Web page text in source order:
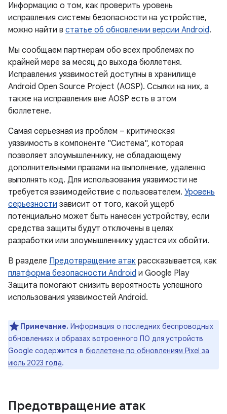
Информацию о том, как проверить уровень
исправления системы безопасности на устройстве,
можно найти в статье об обновлении версии Android.
Мы сообщаем партнерам обо всех проблемах по
крайней мере за месяц до выхода бюллетеня.
Исправления уязвимостей доступны в хранилище
Android Open Source Project (AOSP). Ссылки на них, а
также на исправления вне AOSP есть в этом
бюллетене.
Самая серьезная из проблем – критическая
уязвимость в компоненте "Система", которая
позволяет злоумышленнику, не обладающему
дополнительными правами на выполнение, удаленно
выполнять код. Для использования уязвимости не
требуется взаимодействие с пользователем. Уровень
серьезности зависит от того, какой ущерб
потенциально может быть нанесен устройству, если
средства защиты будут отключены в целях
разработки или злоумышленнику удастся их обойти.
В разделе Предотвращение атак рассказывается, как
платформа безопасности Android и Google Play
Защита помогают снизить вероятность успешного
использования уязвимостей Android.
Примечание. Информация о последних беспроводных
обновлениях и образах встроенного ПО для устройств
Google содержится в бюллетене по обновлениям Pixel за
июль 2023 года.
Предотвращение атак